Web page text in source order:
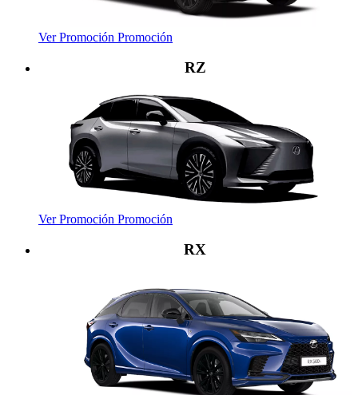
Ver Promoción Promoción
RZ
Ver Promoción Promoción
RX